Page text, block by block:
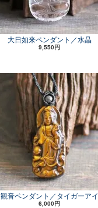
大日如来ペンダント／水晶
9,550円
観音ペンダント／タイガーアイ
6,000円